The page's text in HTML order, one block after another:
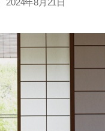
2024年8月21日